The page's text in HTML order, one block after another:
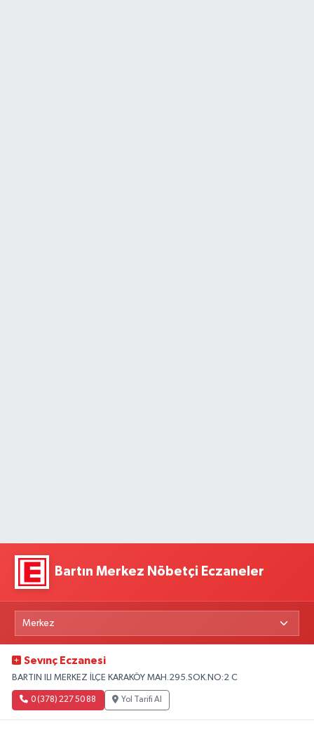
Bartın Merkez Nöbetçi Eczaneler
Sevınç Eczanesi
BARTIN ILI MERKEZ İLÇE KARAKÖY MAH.295.SOK.NO:2 C
0 (378) 227 50 88 Yol Tarifi Al